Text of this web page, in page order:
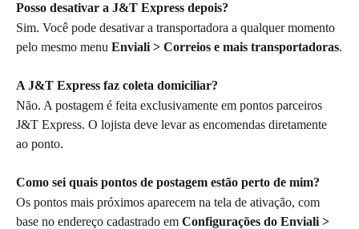
Posso desativar a J&T Express depois?
Sim. Você pode desativar a transportadora a qualquer momento
pelo mesmo menu Enviali > Correios e mais transportadoras.
A J&T Express faz coleta domiciliar?
Não. A postagem é feita exclusivamente em pontos parceiros
J&T Express. O lojista deve levar as encomendas diretamente
ao ponto.
Como sei quais pontos de postagem estão perto de mim?
Os pontos mais próximos aparecem na tela de ativação, com
base no endereço cadastrado em Configurações do Enviali >